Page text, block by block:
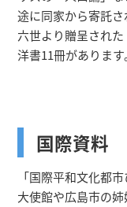
途に同家から寄託
六世より贈呈された
洋書11冊があります。
国際資料
「国際平和文化都
大使館や広島市の